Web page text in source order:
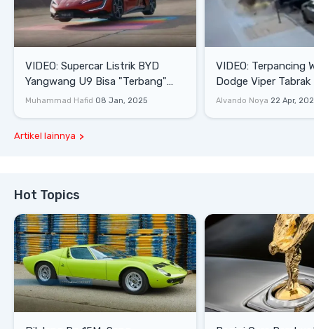
VIDEO: Supercar Listrik BYD
Yangwang U9 Bisa "Terbang"
Lewati Rintangan
Muhammad Hafid 08 Jan, 2025
VIDEO: Terpancing
Dodge Viper Tabrak
Saat Burnout
Alvando Noya 22 Apr,
Artikel lainnya
Hot Topics